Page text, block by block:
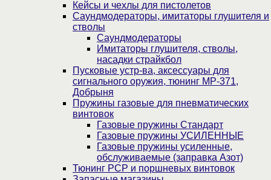
Кейсы и чехлы для пистолетов
Саундмодераторы, имитаторы глушителя и
стволы
Саундмодераторы
Имитаторы глушителя, стволы,
насадки страйкбол
Пусковые устр-ва, аксессуары для
сигнального оружия, тюнинг МР-371,
Добрыня
Пружины газовые для пневматических
винтовок
Газовые пружины Стандарт
Газовые пружины УСИЛЕННЫЕ
Газовые пружины усиленные,
обслуживаемые (заправка Азот)
Тюнинг PCP и поршневых винтовок